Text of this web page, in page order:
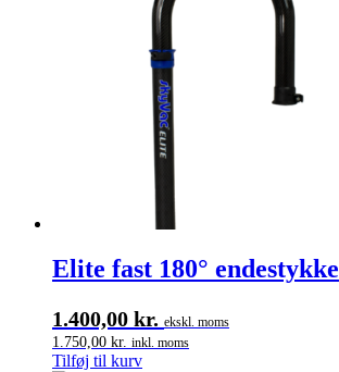
Elite fast 180° endestykke
1.400,00 kr. ekskl. moms
1.750,00 kr. inkl. moms
Tilføj til kurv